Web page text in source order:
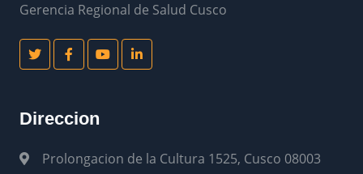
Gerencia Regional de Salud Cusco
Direccion
Prolongacion de la Cultura 1525, Cusco 08003